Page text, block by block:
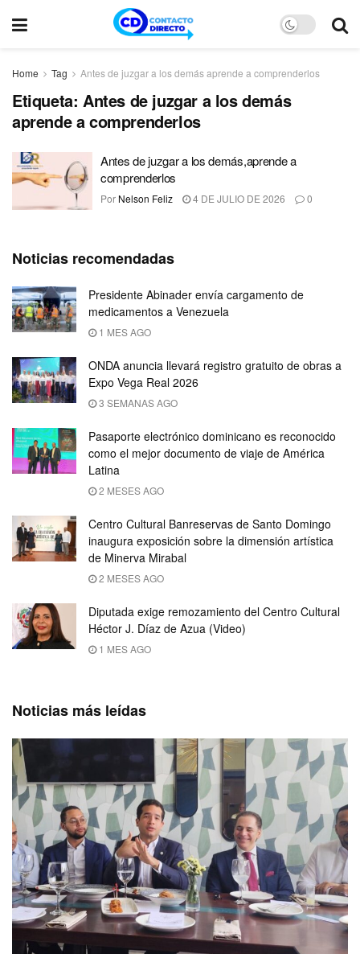
Home Tag Antes de juzgar a los demás aprende a comprenderlos
Etiqueta: Antes de juzgar a los demás
aprende a comprenderlos
Antes de juzgar a los demás,aprende a
comprenderlos
Por Nelson Feliz 4 DE JULIO DE 2026 0
Noticias recomendadas
Presidente Abinader envía cargamento de
medicamentos a Venezuela
1 MES AGO
ONDA anuncia llevará registro gratuito de obras a
Expo Vega Real 2026
3 SEMANAS AGO
Pasaporte electrónico dominicano es reconocido
como el mejor documento de viaje de América
Latina
2 MESES AGO
Centro Cultural Banreservas de Santo Domingo
inaugura exposición sobre la dimensión artística
de Minerva Mirabal
2 MESES AGO
Diputada exige remozamiento del Centro Cultural
Héctor J. Díaz de Azua (Video)
1 MES AGO
Noticias más leídas